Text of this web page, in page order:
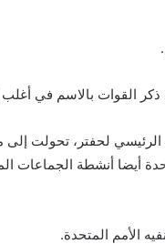
القوات بالاسم في أغلب
لحفتر، تحولت إلى
أيضا أنشطة الجماعات
الأمم المتحدة.